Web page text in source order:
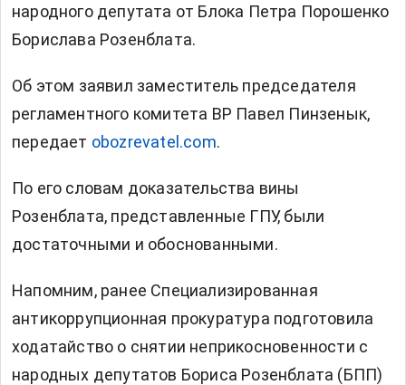
народного депутата от Блока Петра Порошенко
Борислава Розенблата.
Об этом заявил заместитель председателя
регламентного комитета ВР Павел Пинзенык,
передает obozrevatel.com.
По его словам доказательства вины
Розенблата, представленные ГПУ, были
достаточными и обоснованными.
Напомним, ранее Специализированная
антикоррупционная прокуратура подготовила
ходатайство о снятии неприкосновенности с
народных депутатов Бориса Розенблата (БПП)